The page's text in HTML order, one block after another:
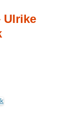
Ulrike